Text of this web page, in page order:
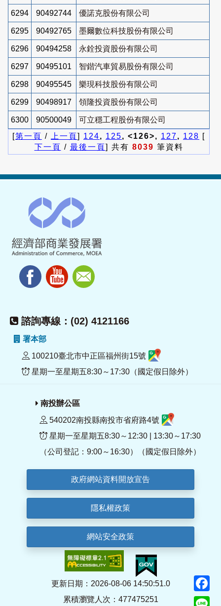
6294 90492744 優諾克股份有限公司
6295 90492765 墨爾數位科技股份有限公司
6296 90494258 永銓投資股份有限公司
6297 90495101 智鍇汽車貿易股份有限公司
6298 90495545 樂現科技股份有限公司
6299 90498917 領隆投資股份有限公司
6300 90500049
可立穩工程股份有限公司
[第一頁 / 上一頁] 124, 125, <126>, 127, 128 [
下一頁 / 最後一頁] 共有 8039 筆資料
諮詢專線：(02) 4121166
署本部
100210臺北市中正區福州街15號
星期一至星期五8:30～17:30（國定假日除外）
南投辦公區
540202南投縣南投市省府路4號
星期一至星期五8:30～12:30 | 13:30～17:30
（公司登記：9:00～16:30）（國定假日除外）
政府網站資料開放宣告
隱私權政策
網站安全政策
更新日期：2026-08-06 14:50:51.0
累積瀏覽人次：477475251